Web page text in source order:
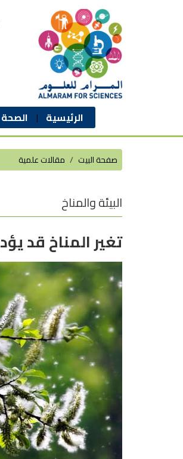
الرئيسية الصحة
صفحة البيت مقالات علمية
البيئة والمناخ
تغير المناخ قد